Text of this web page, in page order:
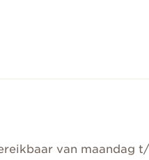
van maandag